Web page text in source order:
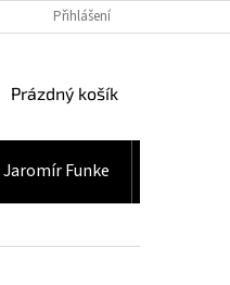
Přihlášení
NÁKUPNÍ
Prázdný košík
Jaromír Funke